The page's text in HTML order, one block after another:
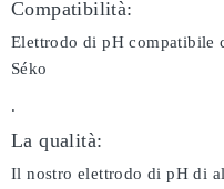
Compatibilità:
Elettrodo di pH compatibile
Séko
.
La qualità:
Il nostro elettrodo di pH di